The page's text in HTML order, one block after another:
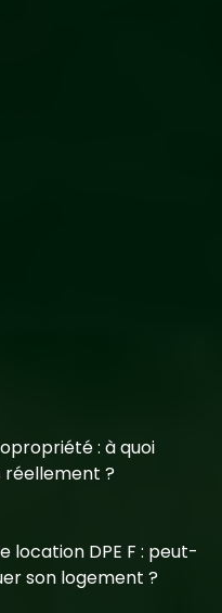
: à quoi
?
location DPE F : peut-
son logement ?